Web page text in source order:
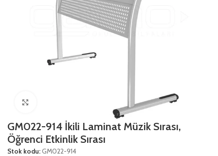
GM022-914 İkili Laminat Müzik Sırası,
Öğrenci Etkinlik Sırası
Stok kodu:GM022-914